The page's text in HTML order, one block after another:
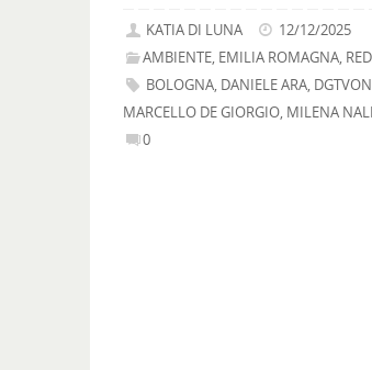
KATIA DI LUNA
12/12/2025
AMBIENTE, EMILIA ROMAGNA,
BOLOGNA, DANIELE ARA,
MARCELLO DE GIORGIO, MILENA
0